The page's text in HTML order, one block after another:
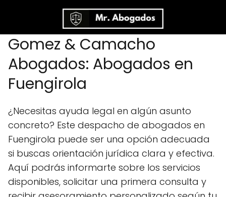
Gomez & Camacho
Abogados: Abogados en
Fuengirola
¿Necesitas ayuda legal en algún asunto
concreto? Este despacho de abogados en
Fuengirola puede ser una opción adecuada
si buscas orientación jurídica clara y efectiva.
Aquí podrás informarte sobre los servicios
disponibles, solicitar una primera consulta y